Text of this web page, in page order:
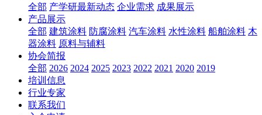
全部 产学研最新动态 企业需求 成果展示
产品展示
全部 建筑涂料 防腐涂料 汽车涂料 水性涂料 船舶涂料 木
器涂料 原料与辅料
协会简报
全部 2026 2024 2025 2023 2022 2021 2020 2019
培训信息
行业专家
联系我们